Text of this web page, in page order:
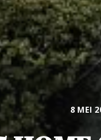
8 MEI